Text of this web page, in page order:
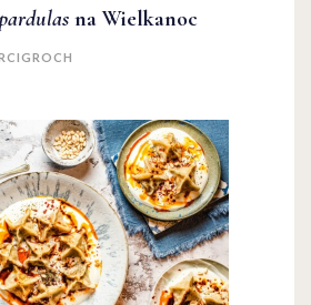
pardulas na Wielkanoc